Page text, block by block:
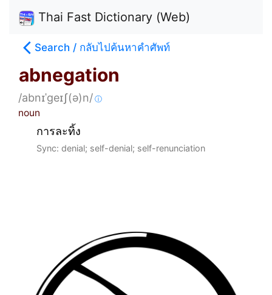
Thai Fast Dictionary (Web)
Search / กลับไปค้นหาคำศัพท์
abnegation
/abnɪˈɡeɪʃ(ə)n/ ⓘ
noun
การละทิ้ง
Sync: denial; self-denial; self-renunciation